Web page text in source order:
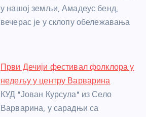
у нашој земљи, Амадеус бенд,
вечерас је у склопу обележавања
Први Дечији фестивал фолклора у
недељу у центру Варварина
КУД "Јован Курсула" из Село
Варварина, у сарадњи са